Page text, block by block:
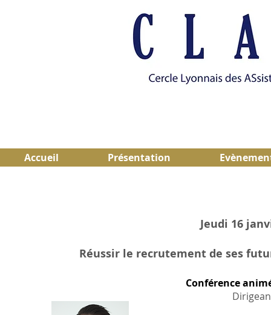
Accueil Présentation
Jeudi 16
Réussir le recrutement de ses
Conférence